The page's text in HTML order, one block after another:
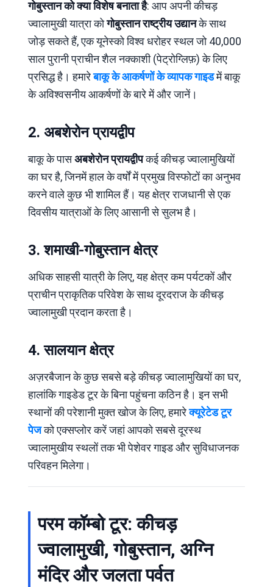
गोबुस्तान को क्या विशेष बनाता है: आप अपनी कीचड़
ज्वालामुखी यात्रा कोगोबुस्तान राष्ट्रीय उद्यानके साथ
जोड़ सकते हैं, एक यूनेस्को विश्व धरोहर स्थल जो 40,000
साल पुरानी प्राचीन शैल नक्काशी (पेट्रोग्लिफ़) के लिए
प्रसिद्ध है। हमारेबाकू के आकर्षणों के व्यापक गाइडमें बाकू
के अविश्वसनीय आकर्षणों के बारे में और जानें।
2. अबशेरोन प्रायद्वीप
बाकू के पासअबशेरोन प्रायद्वीपकई कीचड़ ज्वालामुखियों
का घर है, जिनमें हाल के वर्षों में प्रमुख विस्फोटों का अनुभव
करने वाले कुछ भी शामिल हैं। यह क्षेत्र राजधानी से एक
दिवसीय यात्राओं के लिए आसानी से सुलभ है।
3. शमाखी-गोबुस्तान क्षेत्र
अधिक साहसी यात्री के लिए, यह क्षेत्र कम पर्यटकों और
प्राचीन प्राकृतिक परिवेश के साथ दूरदराज के कीचड़
ज्वालामुखी प्रदान करता है।
4. सालयान क्षेत्र
अज़रबैजान के कुछ सबसे बड़े कीचड़ ज्वालामुखियों का घर,
हालांकि गाइडेड टूर के बिना पहुंचना कठिन है। इन सभी
स्थानों की परेशानी मुक्त खोज के लिए, हमारेक्यूरेटेड टूर
पेजको एक्सप्लोर करें जहां आपको सबसे दूरस्थ
ज्वालामुखीय स्थलों तक भी पेशेवर गाइड और सुविधाजनक
परिवहन मिलेगा।
परम कॉम्बो टूर: कीचड़
ज्वालामुखी, गोबुस्तान, अग्नि
मंदिर और जलता पर्वत